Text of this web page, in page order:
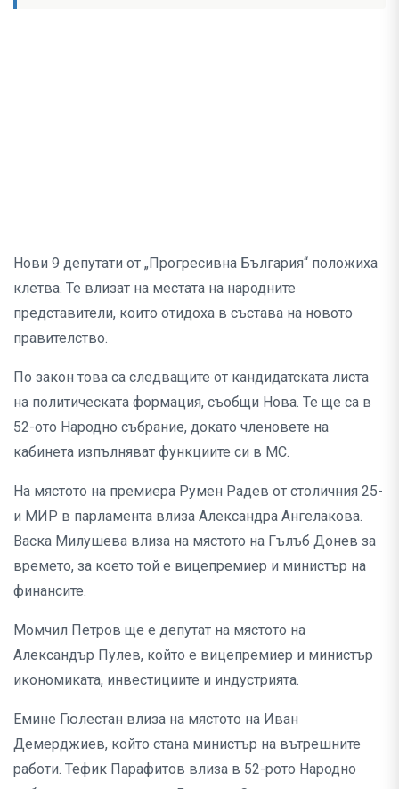
Нови 9 депутати от „Прогресивна България“ положиха
клетва. Те влизат на местата на народните
представители, които отидоха в състава на новото
правителство.
По закон това са следващите от кандидатската листа
на политическата формация, съобщи Нова. Те ще са в
52-ото Народно събрание, докато членовете на
кабинета изпълняват функциите си в МС.
На мястото на премиера Румен Радев от столичния 25-
и МИР в парламента влиза Александра Ангелакова.
Васка Милушева влиза на мястото на Гълъб Донев за
времето, за което той е вицепремиер и министър на
финансите.
Момчил Петров ще е депутат на мястото на
Александър Пулев, който е вицепремиер и министър
икономиката, инвестициите и индустрията.
Емине Гюлестан влиза на мястото на Иван
Демерджиев, който стана министър на вътрешните
работи. Тефик Парафитов влиза в 52-рото Народно